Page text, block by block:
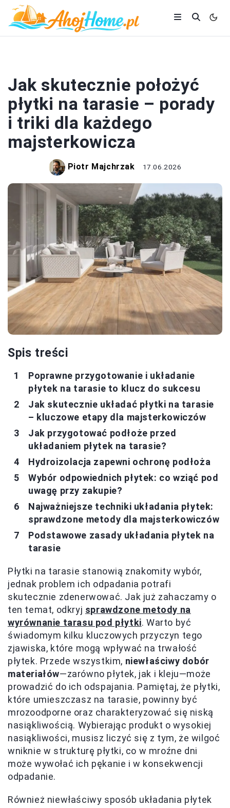
Jak skutecznie położyć
płytki na tarasie – porady
i triki dla każdego
majsterkowicza
Piotr Majchrzak 17.06.2026
Spis treści
Poprawne przygotowanie i układanie
płytek na tarasie to klucz do sukcesu
Jak skutecznie układać płytki na tarasie
– kluczowe etapy dla majsterkowiczów
Jak przygotować podłoże przed
układaniem płytek na tarasie?
Hydroizolacja zapewni ochronę podłoża
Wybór odpowiednich płytek: co wziąć pod
uwagę przy zakupie?
Najważniejsze techniki układania płytek:
sprawdzone metody dla majsterkowiczów
Podstawowe zasady układania płytek na
tarasie
Płytki na tarasie stanowią znakomity wybór,
jednak problem ich odpadania potrafi
skutecznie zdenerwować. Jak już zahaczamy o
ten temat, odkryj sprawdzone metody na
wyrównanie tarasu pod płytki. Warto być
świadomym kilku kluczowych przyczyn tego
zjawiska, które mogą wpływać na trwałość
płytek. Przede wszystkim, niewłaściwy dobór
materiałów—zarówno płytek, jak i kleju—może
prowadzić do ich odspajania. Pamiętaj, że płytki,
które umieszczasz na tarasie, powinny być
mrozoodporne oraz charakteryzować się niską
nasiąkliwością. Wybierając produkt o wysokiej
nasiąkliwości, musisz liczyć się z tym, że wilgoć
wniknie w strukturę płytki, co w mroźne dni
może wywołać ich pękanie i w konsekwencji
odpadanie.
Również niewłaściwy sposób układania płytek